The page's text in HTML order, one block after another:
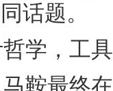
话题。
学，工
鞍最终